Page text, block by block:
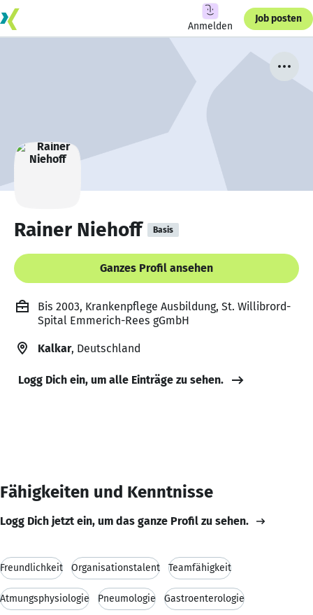
Anmelden
Job posten
Rainer Niehoff Basis
Ganzes Profil ansehen
Bis 2003, Krankenpflege Ausbildung, St. Willibrord-
Spital Emmerich-Rees gGmbH
Kalkar, Deutschland
Logg Dich ein, um alle Einträge zu sehen.
Fähigkeiten und Kenntnisse
Logg Dich jetzt ein, um das ganze Profil zu sehen.
Freundlichkeit Organisationstalent Teamfähigkeit
Atmungsphysiologie Pneumologie Gastroenterologie